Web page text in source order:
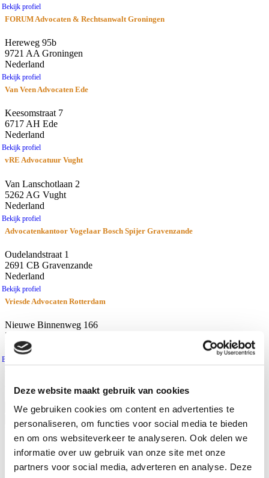
Deze website maakt gebruik van cookies
We gebruiken cookies om content en advertenties te
personaliseren, om functies voor social media te bieden
en om ons websiteverkeer te analyseren. Ook delen we
informatie over uw gebruik van onze site met onze
partners voor social media, adverteren en analyse. Deze
Bekijk profiel
FORUM Advocaten & Rechtsanwalt Groningen
Hereweg 95b
9721 AA Groningen
Nederland
Bekijk profiel
Van Veen Advocaten Ede
Keesomstraat 7
6717 AH Ede
Nederland
Bekijk profiel
vRE Advocatuur Vught
Van Lanschotlaan 2
5262 AG Vught
Nederland
Bekijk profiel
Advocatenkantoor Vogelaar Bosch Spijer Gravenzande
Oudelandstraat 1
2691 CB Gravenzande
Nederland
Bekijk profiel
Vriesde Advocaten Rotterdam
Nieuwe Binnenweg 166
3015 BH Rotterdam
Nederland
Bekijk profiel
Gebruik huidige locatie
Waar zoekt u naar?
Advocaten
Kantoren